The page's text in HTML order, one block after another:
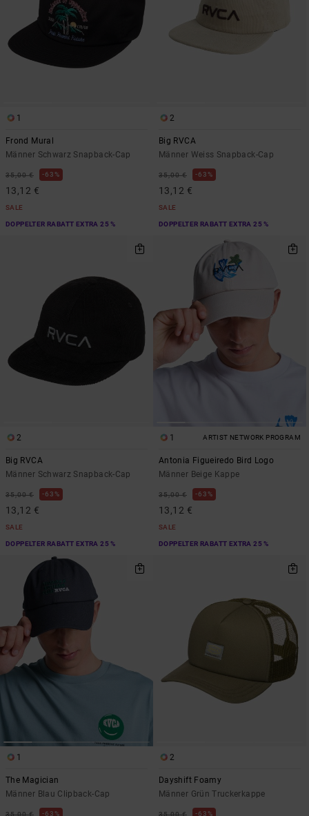
1
Frond Mural
Männer Schwarz Snapback-Cap
35,00 € 63%
13,12 €
SALE
DOPPELTER RABATT EXTRA 25 %
2
Big RVCA
Männer Weiss Snapback-Cap
35,00 € 63%
13,12 €
SALE
DOPPELTER RABATT EXTRA 25 %
2
Big RVCA
Männer Schwarz Snapback-Cap
35,00 € 63%
13,12 €
SALE
DOPPELTER RABATT EXTRA 25 %
1 ARTIST NETWORK PROGRAM
Antonia Figueiredo Bird Logo
Männer Beige Kappe
35,00 € 63%
13,12 €
SALE
DOPPELTER RABATT EXTRA 25 %
1
The Magician
Männer Blau Clipback-Cap
35,00 € 63%
2
Dayshift Foamy
Männer Grün Truckerkappe
35,00 € 63%